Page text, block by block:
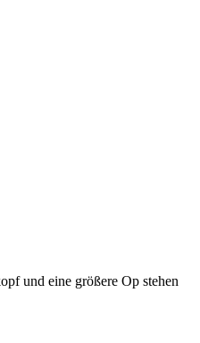
und eine größere Op stehen